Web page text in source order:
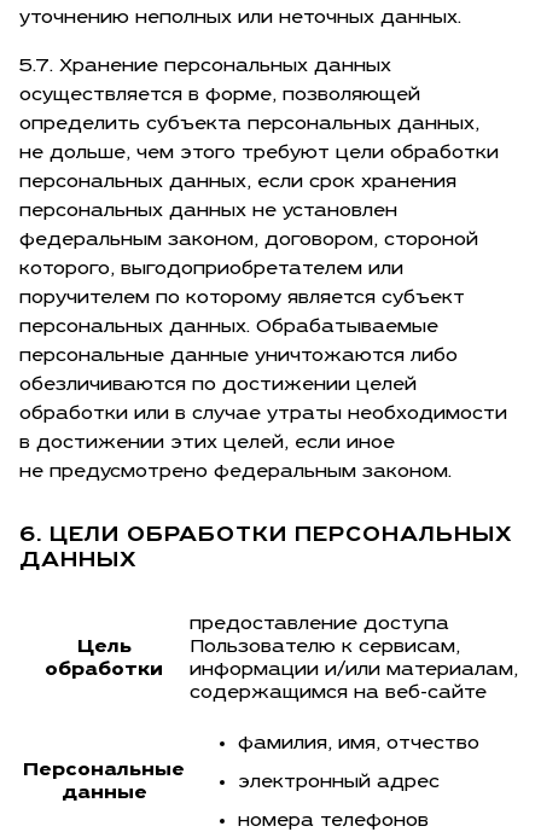
уточнению неполных или неточных данных.
5.7. Хранение персональных данных
осуществляется в форме, позволяющей
определить субъекта персональных данных,
не дольше, чем этого требуют цели обработки
персональных данных, если срок хранения
персональных данных не установлен
федеральным законом, договором, стороной
которого, выгодоприобретателем или
поручителем по которому является субъект
персональных данных. Обрабатываемые
персональные данные уничтожаются либо
обезличиваются по достижении целей
обработки или в случае утраты необходимости
в достижении этих целей, если иное
не предусмотрено федеральным законом.
6. ЦЕЛИ ОБРАБОТКИ ПЕРСОНАЛЬНЫХ
ДАННЫХ
Цель
обработки
предоставление доступа
Пользователю к сервисам,
информации и/или материалам,
содержащимся на веб-сайте
Персональные
данные
фамилия, имя, отчество
электронный адрес
номера телефонов